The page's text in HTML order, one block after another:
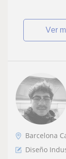
ver
Barcelona
Diseño